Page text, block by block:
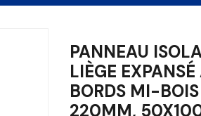
PANNEAU
LIÈGE
BORDS MI-BOIS
220MM,